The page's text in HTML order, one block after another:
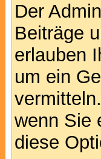
Der
Beiträge
erlauben
um ein
wenn Sie
diese